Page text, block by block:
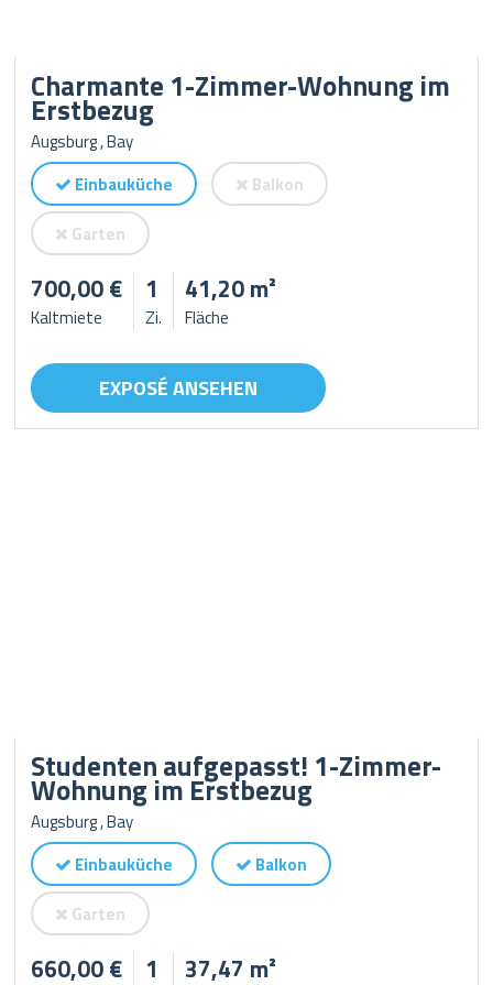
Charmante 1-Zimmer-Wohnung im
Erstbezug
Augsburg , Bay
Einbauküche
Balkon
Garten
700,00 €
Kaltmiete
1
Zi.
41,20 m²
Fläche
EXPOSÉ ANSEHEN
Studenten aufgepasst! 1-Zimmer-
Wohnung im Erstbezug
Augsburg , Bay
Einbauküche
Balkon
Garten
660,00 € 1 37,47 m²